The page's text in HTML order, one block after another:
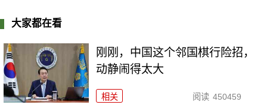
大家都在看
刚刚，中国这个邻国棋行险招，
动静闹得太大
相关 阅读 450459